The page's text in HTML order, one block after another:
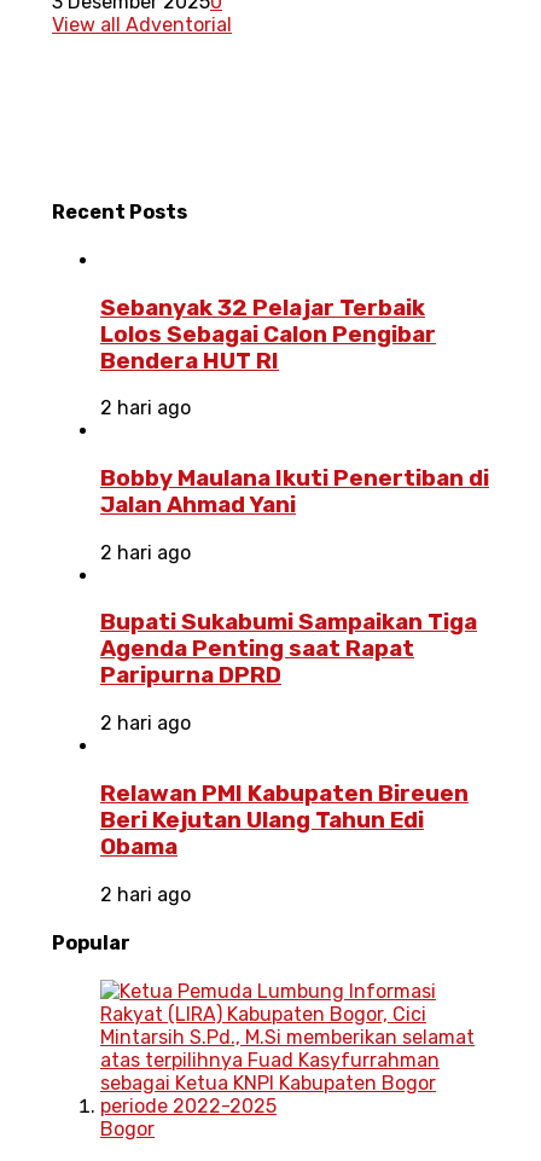
View all Adventorial
Recent Posts
Sebanyak 32 Pelajar Terbaik
Lolos Sebagai Calon Pengibar
Bendera HUT RI
2 hari ago
Bobby Maulana Ikuti Penertiban di
Jalan Ahmad Yani
2 hari ago
Bupati Sukabumi Sampaikan Tiga
Agenda Penting saat Rapat
Paripurna DPRD
2 hari ago
Relawan PMI Kabupaten Bireuen
Beri Kejutan Ulang Tahun Edi
Obama
2 hari ago
Popular
Bogor